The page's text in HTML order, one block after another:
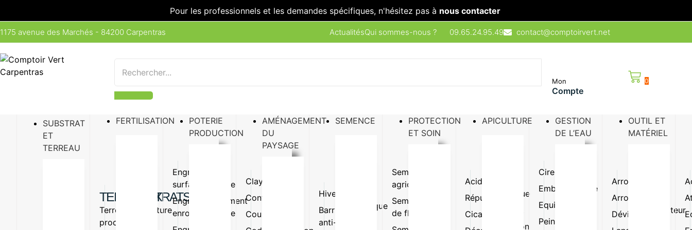
Pour les professionnels et les demandes spécifiques, n'hésitez pas à nous contacter
1175 avenue des Marchés - 84200 Carpentras ActualitésQui sommes-nous ? 09.65.24.95.49 contact@comptoirvert.net
Mon
Compte
0
SUBSTRAT
ET
TERREAU
TERREAUX
Terreau
production
SUBSTRATS
Vermiculture
FERTILISATION
Engrais
surfaçage
Engrais
enrobé
organique
Amendement
organique
POTERIE
PRODUCTION
Clayette
Conteneur
Coupe
AMÉNAGEMENT
DU
PAYSAGE
Hivernage
Barrière
anti-
synthétique
SEMENCE
Semence
agricole
Semence
de fleur
PROTECTION
ET SOIN
Acidifiant
Répulsif
Cicatrisant
biologique
Protection
APICULTURE
Cire
Emballage
Equipement
Peinture
Semence
GESTION
DE L’EAU
Arroseur
Arrosoir
DévidoirPulvérisateur
OUTIL ET
MATÉRIEL